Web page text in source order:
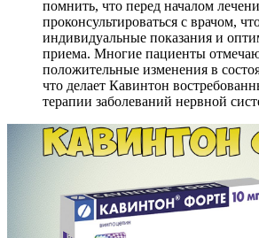
помнить, что перед началом
проконсультироваться с врачом,
индивидуальные показания и
приема. Многие пациенты
положительные изменения в
что делает Кавинтон
терапии заболеваний нервной